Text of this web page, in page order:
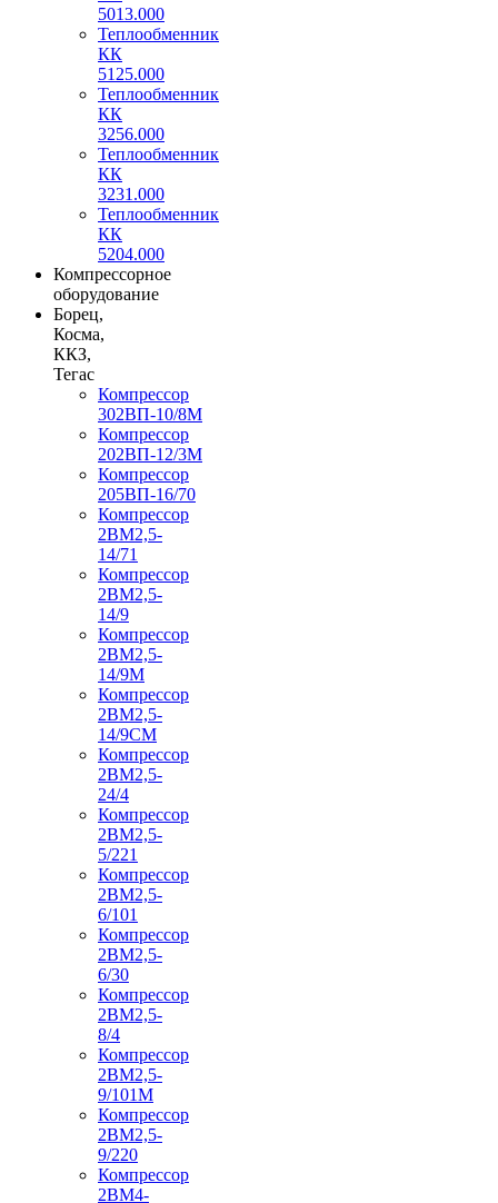
5013.000
Теплообменник
КК
5125.000
Теплообменник
КК
3256.000
Теплообменник
КК
3231.000
Теплообменник
КК
5204.000
Компрессорное
оборудование
Борец,
Косма,
ККЗ,
Тегас
Компрессор
302ВП-10/8М
Компрессор
202ВП-12/3М
Компрессор
205ВП-16/70
Компрессор
2ВМ2,5-
14/71
Компрессор
2ВМ2,5-
14/9
Компрессор
2ВМ2,5-
14/9М
Компрессор
2ВМ2,5-
14/9СМ
Компрессор
2ВМ2,5-
24/4
Компрессор
2ВМ2,5-
5/221
Компрессор
2ВМ2,5-
6/101
Компрессор
2ВМ2,5-
6/30
Компрессор
2ВМ2,5-
8/4
Компрессор
2ВМ2,5-
9/101М
Компрессор
2ВМ2,5-
9/220
Компрессор
2ВМ4-